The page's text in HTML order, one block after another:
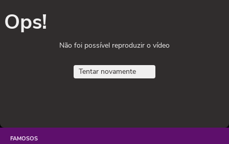
Ops!
Não foi possível reproduzir o vídeo
Tentar novamente
FAMOSOS